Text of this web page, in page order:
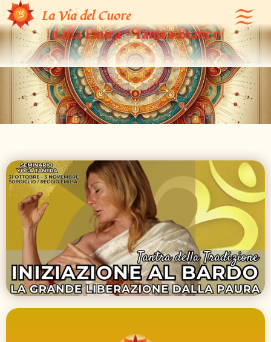
La Via del Cuore
Iniziazione al Bardo: la Grande Liberazione
dalla Paura – Tantra Bianco